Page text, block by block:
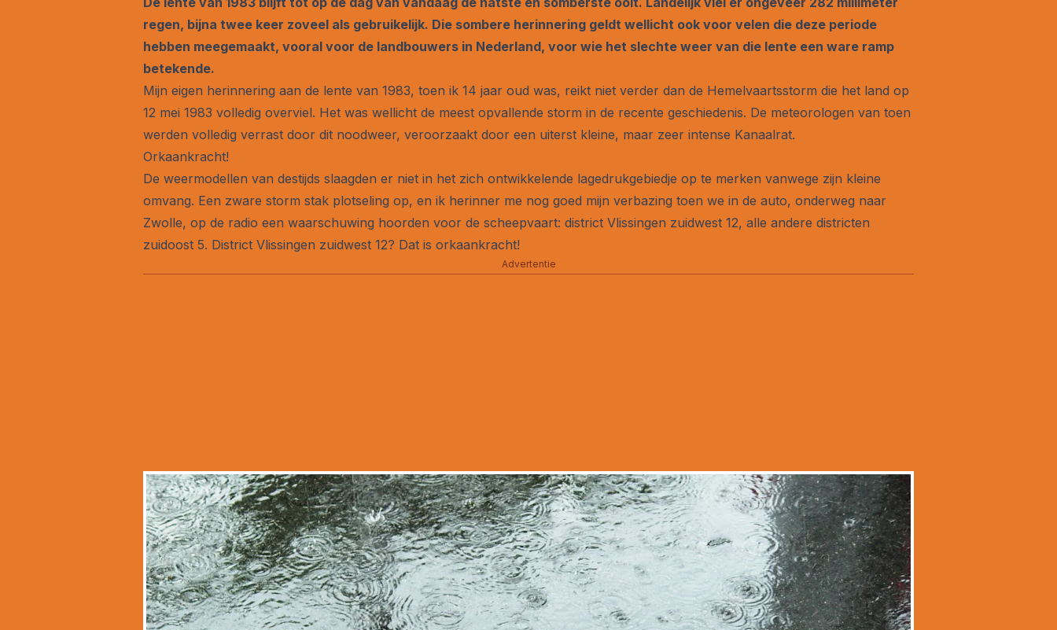
regen, bijna twee keer zoveel als gebruikelijk. Die sombere herinnering geldt wellicht ook voor velen die deze periode
hebben meegemaakt, vooral voor de landbouwers in Nederland, voor wie het slechte weer van die lente een ware ramp
betekende.
Mijn eigen herinnering aan de lente van 1983, toen ik 14 jaar oud was, reikt niet verder dan de Hemelvaartsstorm die het land op
12 mei 1983 volledig overviel. Het was wellicht de meest opvallende storm in de recente geschiedenis. De meteorologen van toen
werden volledig verrast door dit noodweer, veroorzaakt door een uiterst kleine, maar zeer intense Kanaalrat.
Orkaankracht!
De weermodellen van destijds slaagden er niet in het zich ontwikkelende lagedrukgebiedje op te merken vanwege zijn kleine
omvang. Een zware storm stak plotseling op, en ik herinner me nog goed mijn verbazing toen we in de auto, onderweg naar
Zwolle, op de radio een waarschuwing hoorden voor de scheepvaart: district Vlissingen zuidwest 12, alle andere districten
zuidoost 5. District Vlissingen zuidwest 12? Dat is orkaankracht!
Advertentie